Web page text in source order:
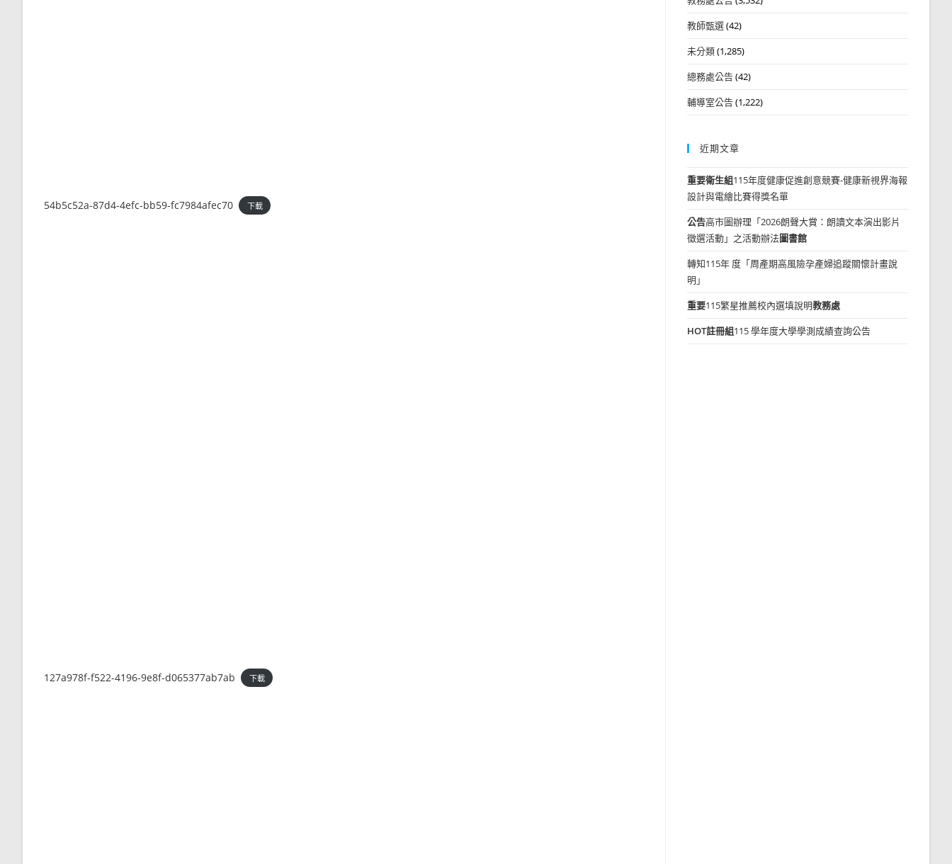
54b5c52a-87d4-4efc-bb59-fc7984afec70 下載
127a978f-f522-4196-9e8f-d065377ab7ab 下載
教師甄選(42)
未分類(1,285)
總務處公告(42)
輔導室公告(1,222)
近期文章
重要衛生組115年度健康促進創意競賽-健康新視界海報
設計與電繪比賽得獎名單
公告高市圖辦理「2026朗聲大賞：朗讀文本演出影片
徵選活動」之活動辦法圖書館
轉知115年 度「周產期高風險孕產婦追蹤關懷計畫說
明」
重要115繁星推薦校內選填說明教務處
HOT註冊組115 學年度大學學測成績查詢公告